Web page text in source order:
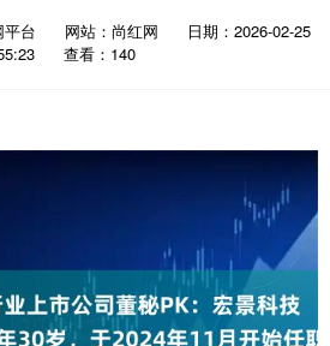
台 网站：尚红网
日期：2026-02-25
查看：140